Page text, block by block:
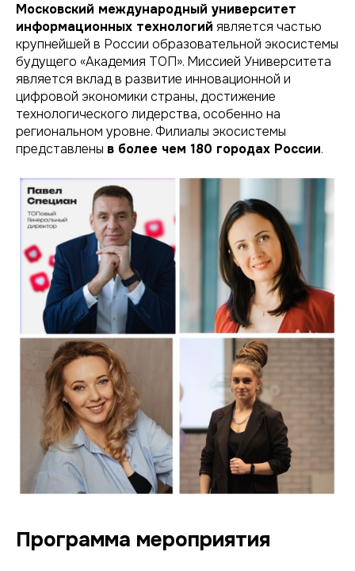
Московский международный университет
информационных технологий является частью
крупнейшей в России образовательной экосистемы
будущего «Академия ТОП». Миссией Университета
является вклад в развитие инновационной и
цифровой экономики страны, достижение
технологического лидерства, особенно на
региональном уровне. Филиалы экосистемы
представлены в более чем 180 городах России.
Программа мероприятия